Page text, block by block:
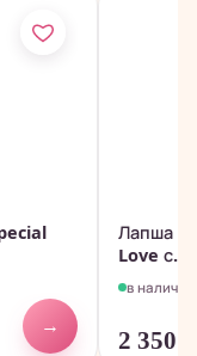
→
Лапша
Love с...
в наличии
2 350